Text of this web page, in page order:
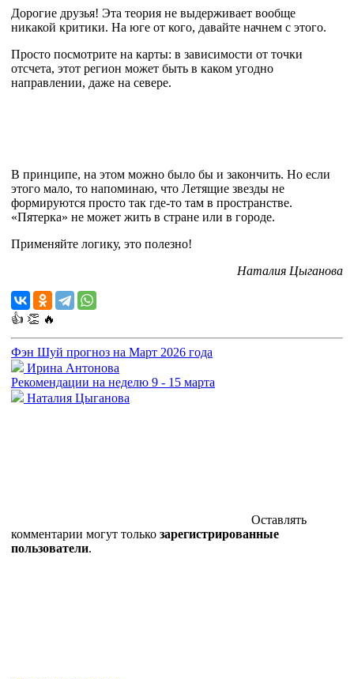
Дорогие друзья! Эта теория не выдерживает вообще
никакой критики. На юге от кого, давайте начнем с этого.
Просто посмотрите на карты: в зависимости от точки
отсчета, этот регион может быть в каком угодно
направлении, даже на севере.
В принципе, на этом можно было бы и закончить. Но если
этого мало, то напоминаю, что Летящие звезды не
формируются просто так где-то там в пространстве.
«Пятерка» не может жить в стране или в городе.
Применяйте логику, это полезно!
Наталия Цыганова
👍 👏 🔥
Фэн Шуй прогноз на Март 2026 года
Ирина Антонова
Рекомендации на неделю 9 - 15 марта
Наталия Цыганова
Оставлять
комментарии могут только зарегистрированные
пользователи.